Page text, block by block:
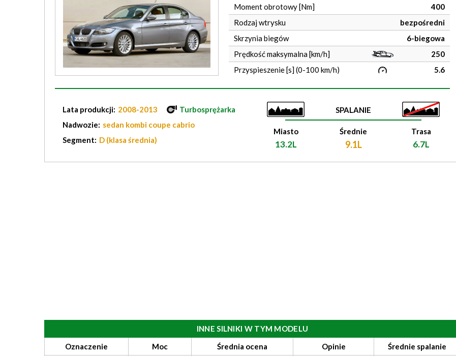
Moment obrotowy [Nm]
400
Rodzaj wtrysku
bezpośredni
Skrzynia biegów
6-biegowa
Prędkość maksymalna [km/h]
250
Przyspieszenie [s] (0-100 km/h)
5.6
Lata produkcji: 2008-2013
Turbosprężarka
Nadwozie: sedan kombi coupe cabrio
Segment: D (klasa średnia)
SPALANIE
Miasto
13.2L
Średnie
9.1L
Trasa
6.7L
INNE SILNIKI W TYM MODELU
Oznaczenie
Moc Średnia ocena Opinie
Średnie spalanie